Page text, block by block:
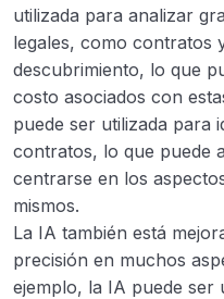
utilizada para analizar
legales, como contratos
descubrimiento, lo que
costo asociados con
puede ser utilizada para
contratos, lo que puede
centrarse en los
mismos.
La IA también está
precisión en muchos
ejemplo, la IA puede ser